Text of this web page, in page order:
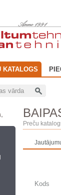
KATALOGS
Preču
Kods